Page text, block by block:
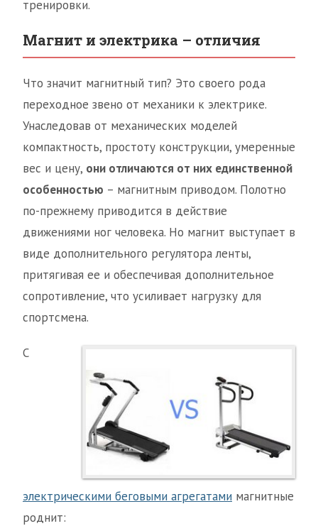
тренировки.
Магнит и электрика – отличия
Что значит магнитный тип? Это своего рода
переходное звено от механики к электрике.
Унаследовав от механических моделей
компактность, простоту конструкции, умеренные
вес и цену, они отличаются от них единственной
особенностью – магнитным приводом. Полотно
по-прежнему приводится в действие
движениями ног человека. Но магнит выступает в
виде дополнительного регулятора ленты,
притягивая ее и обеспечивая дополнительное
сопротивление, что усиливает нагрузку для
спортсмена.
С
электрическими беговыми агрегатами магнитные
роднит: